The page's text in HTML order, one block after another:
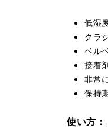
低湿
クラ
ベル
接着
非常
保持
使い方：